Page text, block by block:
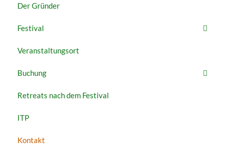
Der Gründer
Festival
Veranstaltungsort
Buchung
Retreats nach dem Festival
ITP
Kontakt